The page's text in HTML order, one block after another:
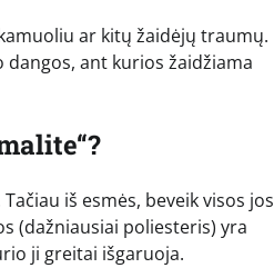
ar kitų žaidėjų traumų.
ant kurios žaidžiama
iš esmės, beveik visos jos
(dažniausiai poliesteris) yra
ji greitai išgaruoja.